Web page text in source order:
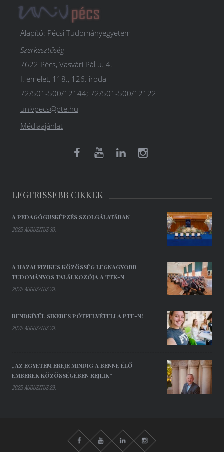
Alapító: Pécsi Tudományegyetem
Szerkesztőség
7622 Pécs, Vasvári Pál u. 4.
I. emelet, 118., 126. iroda
72/501-500/12144; 72/501-500/12122
univpecs@pte.hu
Médiaajánlat
LEGFRISSEBB CIKKEK
A PEDAGÓGUSKÉPZÉS SZOLGÁLATÁBAN
2025. AUGUSZTUS 30.
A HAZAI FIZIKUS KÖZÖSSÉG LEGNAGYOBB
TUDOMÁNYOS TALÁLKOZÓJA A TTK-N
2025. AUGUSZTUS 29.
RENDKÍVÜL SIKERES PÓTFELVÉTELI A PTE-N!
2025. AUGUSZTUS 29.
„AZ EGYETEM EREJE MINDIG A BENNE ÉLŐ
EMBEREK KÖZÖSSÉGÉBEN REJLIK”
2025. AUGUSZTUS 29.